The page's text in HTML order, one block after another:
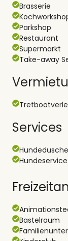
Brasserie
Parkshop
Restaurant
Supermarkt
Take-away
Services
Hundedusche
Hundeservice
Bastelraum